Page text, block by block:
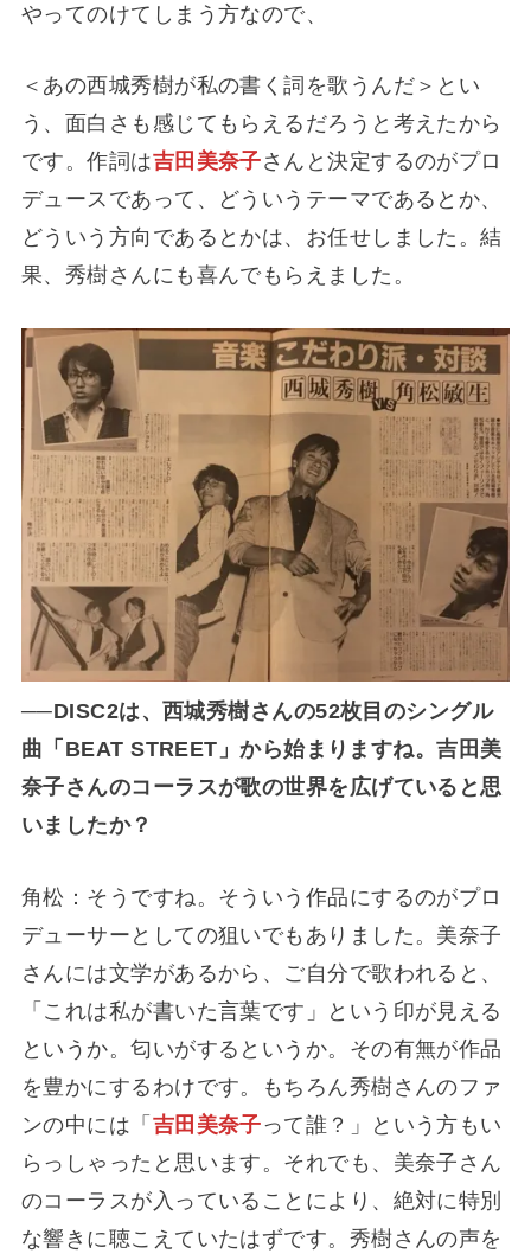
やってのけてしまう方なので、
＜あの西城秀樹が私の書く詞を歌うんだ＞とい
う、面白さも感じてもらえるだろうと考えたから
です。作詞は吉田美奈子さんと決定するのがプロ
デュースであって、どういうテーマであるとか、
どういう方向であるとかは、お任せしました。結
果、秀樹さんにも喜んでもらえました。
──DISC2は、西城秀樹さんの52枚目のシングル
曲「BEAT STREET」から始まりますね。吉田美
奈子さんのコーラスが歌の世界を広げていると思
いましたか？
角松：そうですね。そういう作品にするのがプロ
デューサーとしての狙いでもありました。美奈子
さんには文学があるから、ご自分で歌われると、
「これは私が書いた言葉です」という印が見える
というか。匂いがするというか。その有無が作品
を豊かにするわけです。もちろん秀樹さんのファ
ンの中には「 吉田美奈子って誰？」という方もい
らっしゃったと思います。それでも、美奈子さん
のコーラスが入っていることにより、絶対に特別
な響きに聴こえていたはずです。秀樹さんの声を